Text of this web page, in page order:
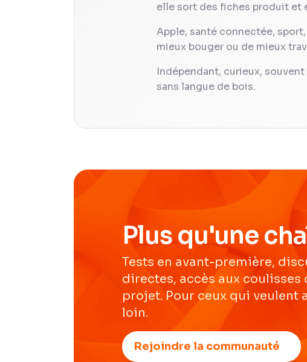
elle sort des fiches produit et
Apple, santé connectée,
mieux bouger ou de mieux
Indépendant, curieux,
sans langue de bois.
Plus qu'une
Tests en avant-première,
directes, accès aux coulisses
projet. Pour ceux qui veulent
loin.
Rejoindre la communauté